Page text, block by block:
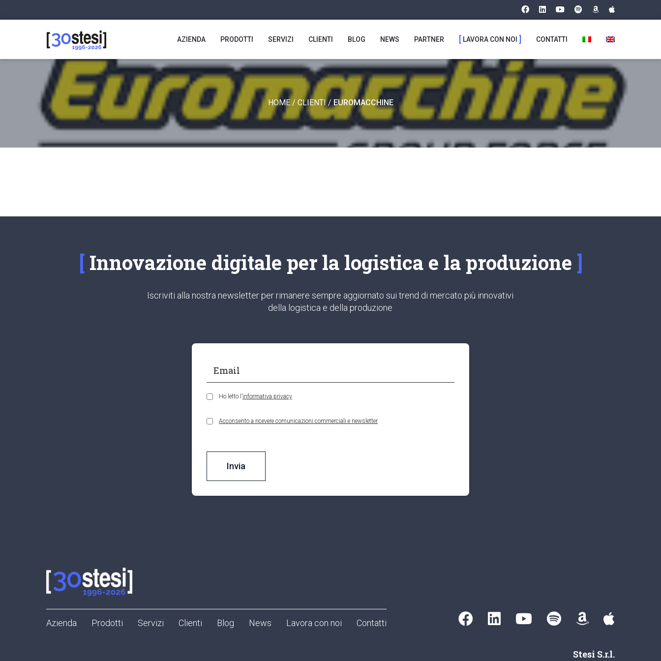
AZIENDA PRODOTTI SERVIZI CLIENTI BLOG NEWS PARTNER LAVORA CON NOI CONTATTI
HOME/ CLIENTI/ EUROMACCHINE
Innovazione digitale per la logistica e la produzione
Iscriviti alla nostra newsletter per rimanere sempre aggiornato sui trend di mercato più innovativi
della logistica e della produzione
Ho letto l’informativa privacy
Acconsento a ricevere comunicazioni commerciali e newsletter
Azienda Prodotti Servizi Clienti Blog News Lavora con noi Contatti
Stesi S.r.l.